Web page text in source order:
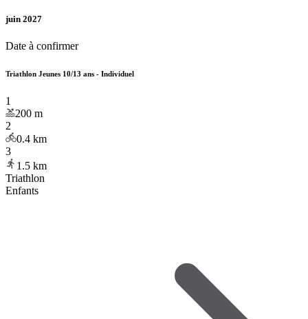
juin 2027
Date à confirmer
Triathlon Jeunes 10/13 ans - Individuel
1
200 m
2
0.4 km
3
1.5 km
Triathlon
Enfants